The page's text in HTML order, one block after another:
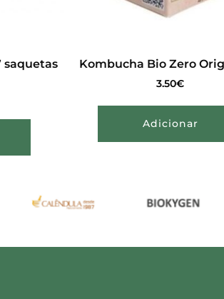
saquetas
Kombucha Bio Zero
3.50€
Adicionar